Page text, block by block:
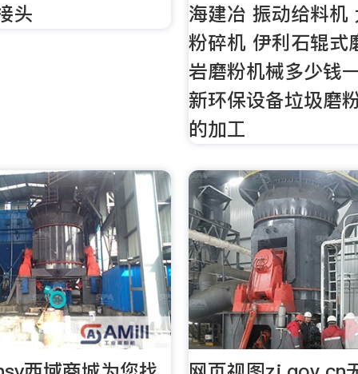
头
海建冶 振动给料机
粉碎机 伊利石辊式
岩磨粉机械多少钱
新环保设备垃圾磨
的加工